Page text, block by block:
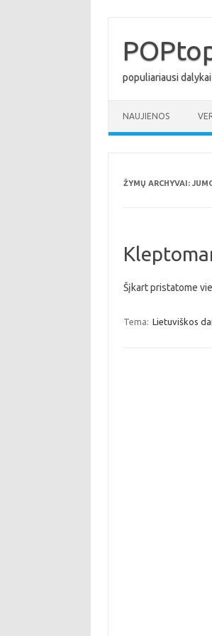
turinio
populiariausi dalykai
NAUJIENOS
ŽYMŲ ARCHYVAI:
Šįkart pristatome
Tema: Lietuviškos